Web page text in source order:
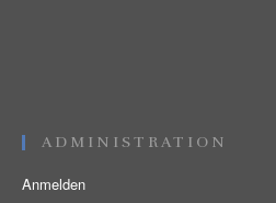
ADMINISTRATION
Anmelden